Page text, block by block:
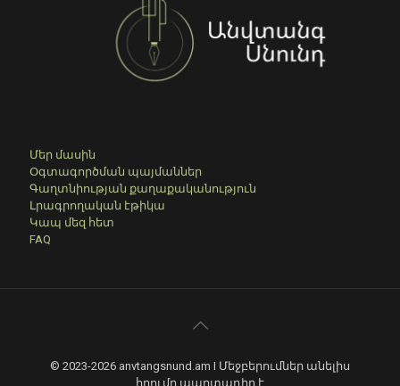
Մեր մասին
Օգտագործման պայմաններ
Գաղտնիության քաղաքականություն
Լրագրողական էթիկա
Կապ մեզ հետ
FAQ
© 2023-2026 anvtangsnund.am I Մեջբերումներ անելիս
հղումը պարտադիր է